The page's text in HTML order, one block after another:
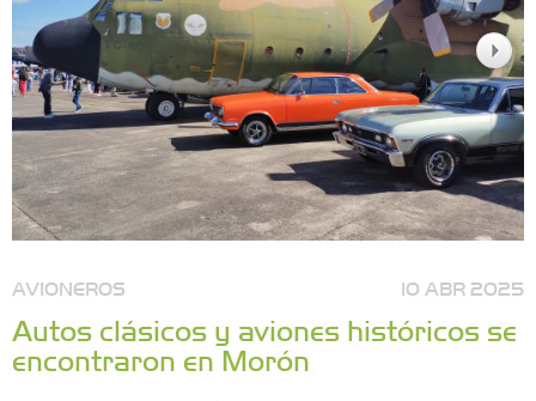
AVIONEROS 10 ABR 2025
Autos clásicos y aviones históricos se
encontraron en Morón